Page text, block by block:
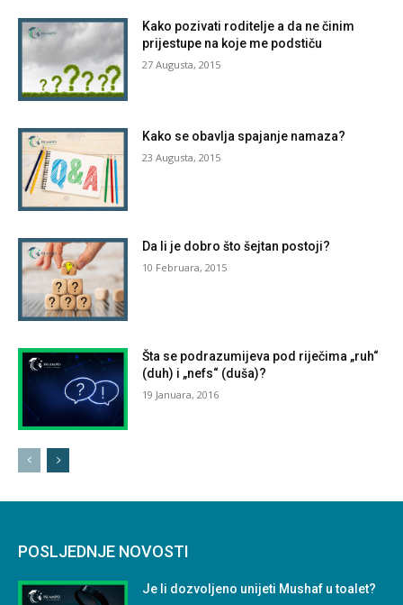
Kako pozivati roditelje a da ne činim
prijestupe na koje me podstiču
27 Augusta, 2015
Kako se obavlja spajanje namaza?
23 Augusta, 2015
Da li je dobro što šejtan postoji?
10 Februara, 2015
Šta se podrazumijeva pod riječima „ruh“
(duh) i „nefs“ (duša)?
19 Januara, 2016
POSLJEDNJE NOVOSTI
Je li dozvoljeno unijeti Mushaf u toalet?